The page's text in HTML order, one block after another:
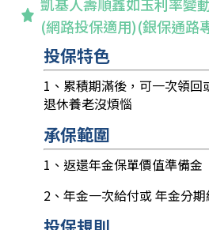
凱基人壽順鑫如玉利率變
(網路投保適用)(銀保通路
投保特色
1、累積期滿後，可一次領回
退休養老沒煩惱
承保範圍
1、返還年金保單價值準備金
2、年金一次給付或 年金分